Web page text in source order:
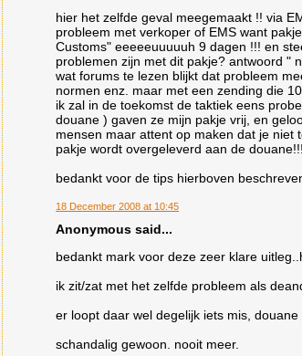
hier het zelfde geval meegemaakt !! via
probleem met verkoper of EMS want
Customs" eeeeeuuuuuh 9 dagen !!! en
problemen zijn met dit pakje? antwoord "
wat forums te lezen blijkt dat probleem
normen enz. maar met een zending die
ik zal in de toekomst de taktiek eens
douane ) gaven ze mijn pakje vrij, en
mensen maar attent op maken dat je niet
pakje wordt overgeleverd aan de douane!!!
bedankt voor de tips hierboven
18 December 2008 at 10:45
Anonymous said...
bedankt mark voor deze zeer klare
ik zit/zat met het zelfde probleem als
er loopt daar wel degelijk iets mis,
schandalig gewoon. nooit meer.